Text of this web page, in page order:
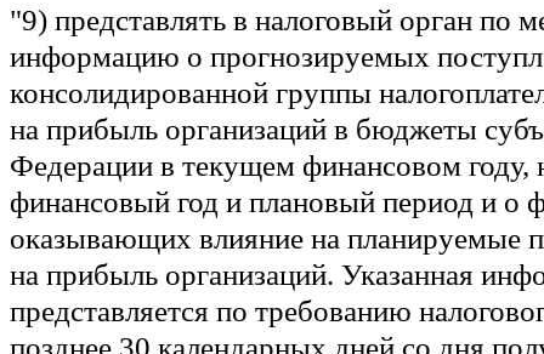
"9) представлять в налоговый орган по
информацию о прогнозируемых
консолидированной группы
на прибыль организаций в бюджеты
Федерации в текущем финансовом году,
финансовый год и плановый период и о
оказывающих влияние на планируемые
на прибыль организаций. Указанная
представляется по требованию